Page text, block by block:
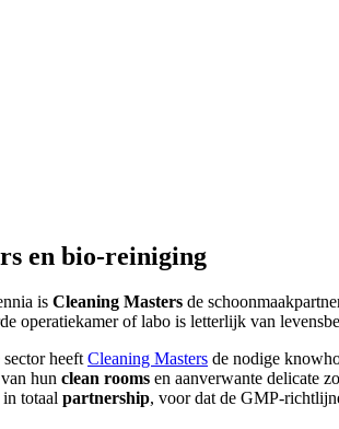
en bio-reiniging
is Cleaning Masters de
operatiekamer of labo is letterlijk van
heeftCleaning Masters de nodige
hun clean rooms en aanverwante delicate
totaal partnership, voor dat de GMP-